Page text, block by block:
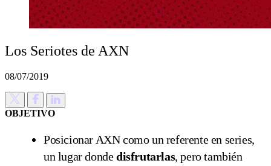
Los Seriotes de AXN
08/07/2019
OBJETIVO
Posicionar AXN como un referente en series,
un lugar dondedisfrutarlas, pero también